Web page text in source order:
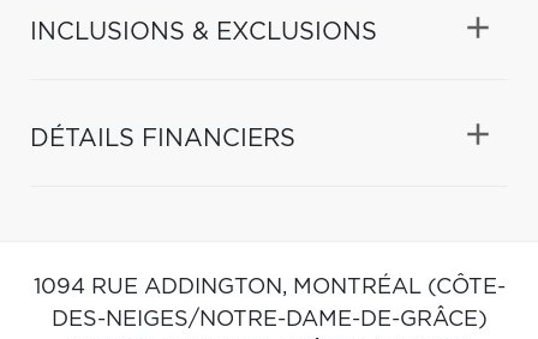
INCLUSIONS & EXCLUSIONS
DÉTAILS FINANCIERS
1094 RUE ADDINGTON, MONTRÉAL (CÔTE-
DES-NEIGES/NOTRE-DAME-DE-GRÂCE)